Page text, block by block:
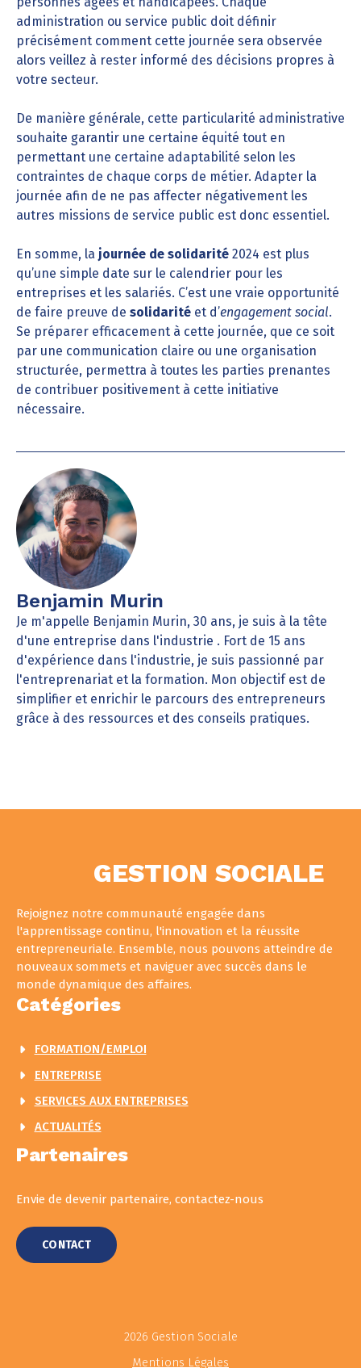
administration ou service public doit définir
précisément comment cette journée sera observée
alors veillez à rester informé des décisions propres à
votre secteur.
De manière générale, cette particularité administrative
souhaite garantir une certaine équité tout en
permettant une certaine adaptabilité selon les
contraintes de chaque corps de métier. Adapter la
journée afin de ne pas affecter négativement les
autres missions de service public est donc essentiel.
En somme, la journée de solidarité 2024 est plus
qu’une simple date sur le calendrier pour les
entreprises et les salariés. C’est une vraie opportunité
de faire preuve de solidarité et d’engagement social.
Se préparer efficacement à cette journée, que ce soit
par une communication claire ou une organisation
structurée, permettra à toutes les parties prenantes
de contribuer positivement à cette initiative
nécessaire.
Benjamin Murin
Je m'appelle Benjamin Murin, 30 ans, je suis à la tête
d'une entreprise dans l'industrie . Fort de 15 ans
d'expérience dans l'industrie, je suis passionné par
l'entreprenariat et la formation. Mon objectif est de
simplifier et enrichir le parcours des entrepreneurs
grâce à des ressources et des conseils pratiques.
GESTION SOCIALE
Rejoignez notre communauté engagée dans
l'apprentissage continu, l'innovation et la réussite
entrepreneuriale. Ensemble, nous pouvons atteindre de
nouveaux sommets et naviguer avec succès dans le
monde dynamique des affaires.
Catégories
FORMATION/EMPLOI
ENTREPRISE
SERVICES AUX ENTREPRISES
ACTUALITÉS
Partenaires
Envie de devenir partenaire, contactez-nous
CONTACT
2026 Gestion Sociale
Mentions Légales